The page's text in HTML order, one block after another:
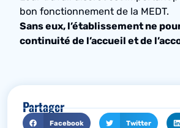
bon fonctionnement de la MEDT.
Sans eux, l’établissement ne
continuité de l’accueil et de
Partager
Facebook Twitter